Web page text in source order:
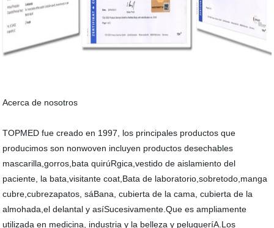
Acerca de nosotros
TOPMED fue creado en 1997, los principales productos que
producimos son nonwoven incluyen productos desechables
mascarilla,gorros,bata quirúRgica,vestido de aislamiento del
paciente, la bata,visitante coat,Bata de laboratorio,sobretodo,manga
cubre,cubrezapatos, sáBana, cubierta de la cama, cubierta de la
almohada,el delantal y asíSucesivamente.Que es ampliamente
utilizada en medicina, industria y la belleza y peluqueríA.Los